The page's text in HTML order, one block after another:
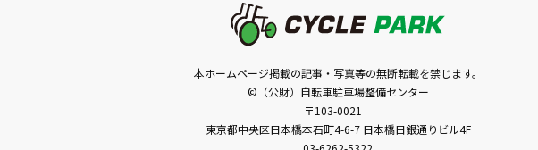
本ホームページ掲載の記事・写真等の無断転載を禁じます。
©（公財）自転車駐車場整備センター
〒103-0021
東京都中央区日本橋本石町4-6-7 日本橋日銀通りビル4F